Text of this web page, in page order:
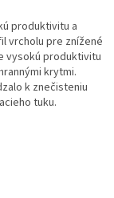
produktivitu a
vrcholu pre znížené
vysokú produktivitu
krytmi.
k znečisteniu
tuku.